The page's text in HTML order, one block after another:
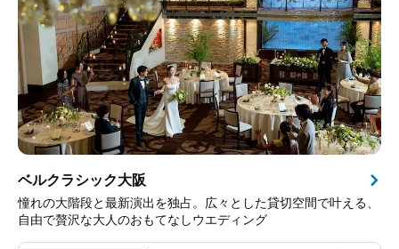
ベルクラシック大阪
憧れの大階段と最新演出を独占。広々とした貸切空間で叶える、
自由で贅沢な大人のおもてなしウエディング